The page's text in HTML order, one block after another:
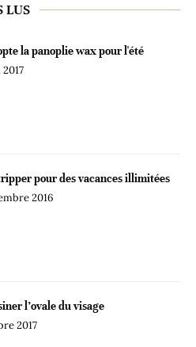
LUS
la panoplie wax pour l'été
pour des vacances illimitées
2016
l’ovale du visage
2017